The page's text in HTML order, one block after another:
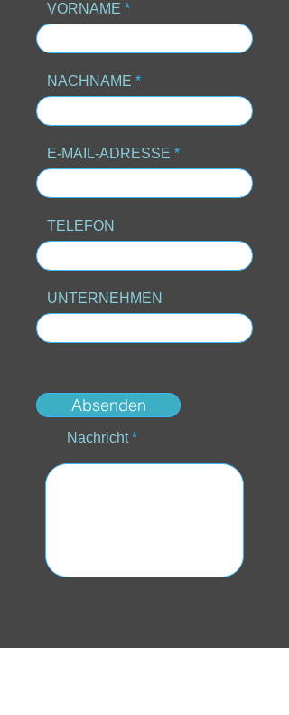
VORNAME
NACHNAME
E-MAIL-ADRESSE
TELEFON
UNTERNEHMEN
Absenden
Nachricht